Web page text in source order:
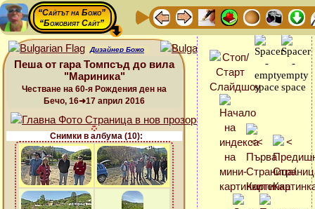
“Сайтът на Божо”
“Божовият Сайт”
Дизайнер Божо
Пеша от гара Томпсъд до вила
"Мариника"
Честване на 60-я Рождения ден на
Бечо, 16➜17 април 2016
Снимки в албума (10):